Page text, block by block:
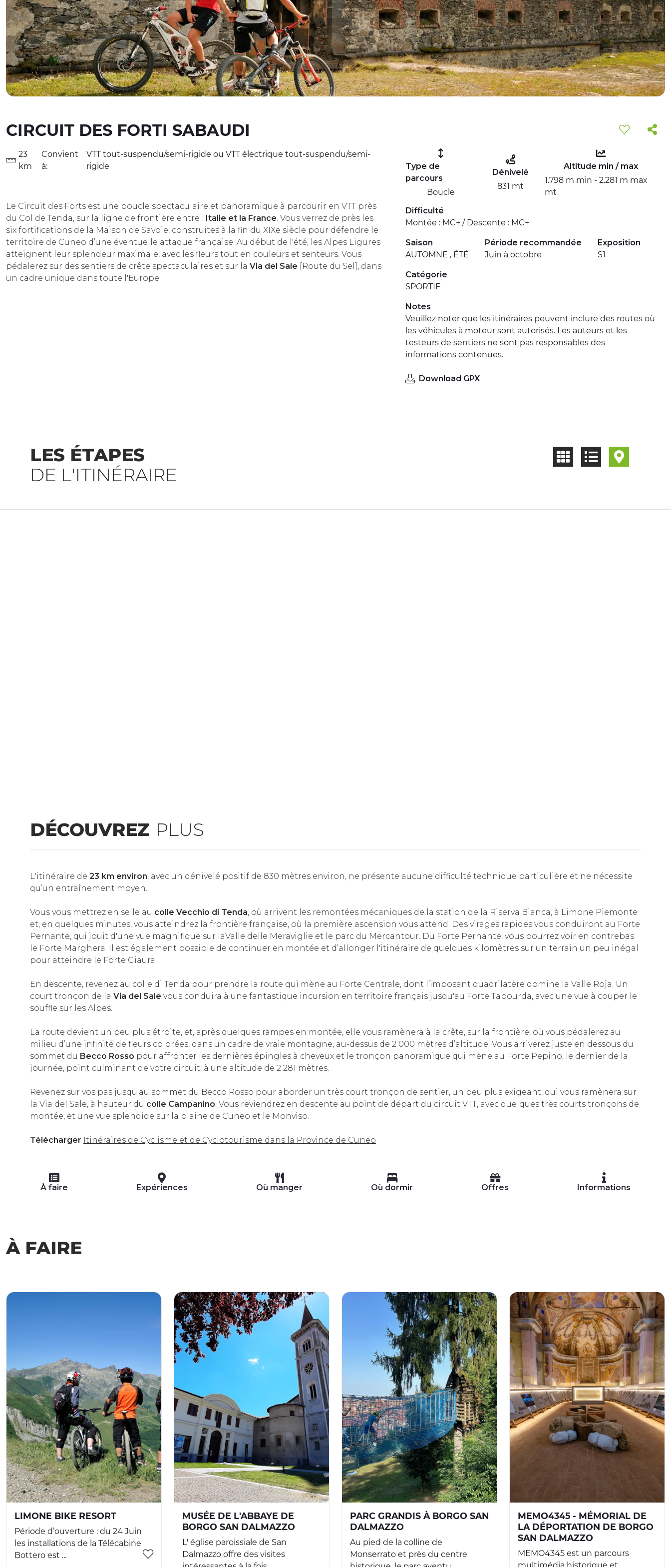
CIRCUIT DES FORTI SABAUDI
23
km
Convient
à:
VTT tout-suspendu/semi-rigide ou VTT électrique tout-suspendu/semi-
rigide
Le Circuit des Forts est une boucle spectaculaire et panoramique à parcourir en VTT près
du Col de Tenda, sur la ligne de frontière entre l'Italie et la France. Vous verrez de près les
six fortifications de la Maison de Savoie, construites à la fin du XIXe siècle pour défendre le
territoire de Cuneo d’une éventuelle attaque française. Au début de l'été, les Alpes Ligures
atteignent leur splendeur maximale, avec les fleurs tout en couleurs et senteurs. Vous
pédalerez sur des sentiers de crête spectaculaires et sur la Via del Sale [Route du Sel], dans
un cadre unique dans toute l'Europe.
Type de
parcours
Boucle
Dénivelé
831 mt
Altitude min / max
1.798 m min - 2.281 m max
mt
Difficulté
Montée : MC+ / Descente : MC+
Saison
AUTOMNE , ÉTÉ
Période recommandée
Juin à octobre
Exposition
S1
Catégorie
SPORTIF
Notes
Veuillez noter que les itinéraires peuvent inclure des routes où
les véhicules à moteur sont autorisés. Les auteurs et les
testeurs de sentiers ne sont pas responsables des
informations contenues.
Download GPX
LES ÉTAPES
DE L'ITINÉRAIRE
DÉCOUVREZ PLUS
L'itinéraire de 23 km environ, avec un dénivelé positif de 830 mètres environ, ne présente aucune difficulté technique particulière et ne nécessite
qu’un entraînement moyen.
Vous vous mettrez en selle au colle Vecchio di Tenda, où arrivent les remontées mécaniques de la station de la Riserva Bianca, à Limone Piemonte
et, en quelques minutes, vous atteindrez la frontière française, où la première ascension vous attend. Des virages rapides vous conduiront au Forte
Pernante, qui jouit d'une vue magnifique sur laValle delle Meraviglie et le parc du Mercantour. Du Forte Pernante, vous pourrez voir en contrebas
le Forte Marghera. Il est également possible de continuer en montée et d’allonger l'itinéraire de quelques kilomètres sur un terrain un peu inégal
pour atteindre le Forte Giaura.
En descente, revenez au colle di Tenda pour prendre la route qui mène au Forte Centrale, dont l’imposant quadrilatère domine la Valle Roja. Un
court tronçon de la Via del Sale vous conduira à une fantastique incursion en territoire français jusqu'au Forte Tabourda, avec une vue à couper le
souffle sur les Alpes.
La route devient un peu plus étroite, et, après quelques rampes en montée, elle vous ramènera à la crête, sur la frontière, où vous pédalerez au
milieu d’une infinité de fleurs colorées, dans un cadre de vraie montagne, au-dessus de 2 000 mètres d’altitude. Vous arriverez juste en dessous du
sommet du Becco Rosso pour affronter les dernières épingles à cheveux et le tronçon panoramique qui mène au Forte Pepino, le dernier de la
journée, point culminant de votre circuit, à une altitude de 2 281 mètres.
Revenez sur vos pas jusqu'au sommet du Becco Rosso pour aborder un très court tronçon de sentier, un peu plus exigeant, qui vous ramènera sur
la Via del Sale, à hauteur du colle Campanino. Vous reviendrez en descente au point de départ du circuit VTT, avec quelques très courts tronçons de
montée, et une vue splendide sur la plaine de Cuneo et le Monviso.
Télécharger Itinéraires de Cyclisme et de Cyclotourisme dans la Province de Cuneo
À faire Expériences Où manger Où dormir Offres Informations
À FAIRE
LIMONE BIKE RESORT
Période d’ouverture : du 24 Juin
les installations de la Télécabine
Bottero est ...
MUSÉE DE L'ABBAYE DE
BORGO SAN DALMAZZO
L' église paroissiale de San
Dalmazzo offre des visites
PARC GRANDIS À BORGO SAN
DALMAZZO
Au pied de la colline de
Monserrato et près du centre
MEMO4345 - MÉMORIAL DE
LA DÉPORTATION DE BORGO
SAN DALMAZZO
MEMO4345 est un parcours